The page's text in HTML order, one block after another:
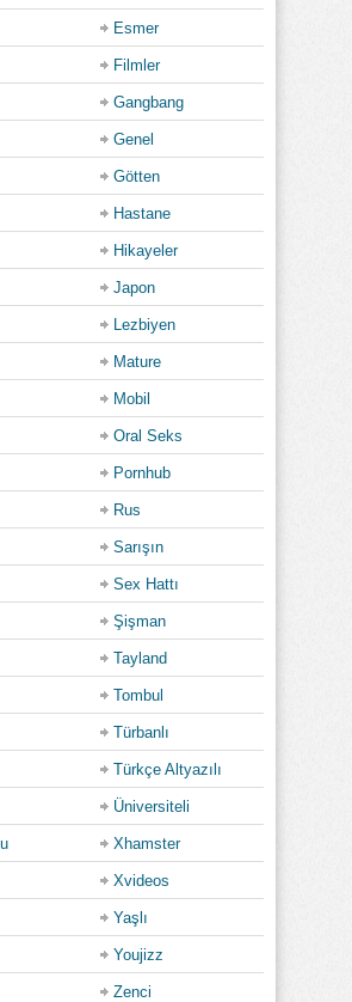
Esmer
Filmler
Gangbang
Genel
Götten
Hastane
Hikayeler
Japon
Lezbiyen
Mature
Mobil
Oral Seks
Pornhub
Rus
Sarışın
Sex Hattı
Şişman
Tayland
Tombul
Türbanlı
Türkçe Altyazılı
Üniversiteli
Xhamster
Xvideos
Yaşlı
Youjizz
Zenci